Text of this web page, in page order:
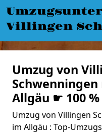
Villingen
Umzug von
Allgäu ☛ 100
Umzug von Villingen
im Allgäu : Top-